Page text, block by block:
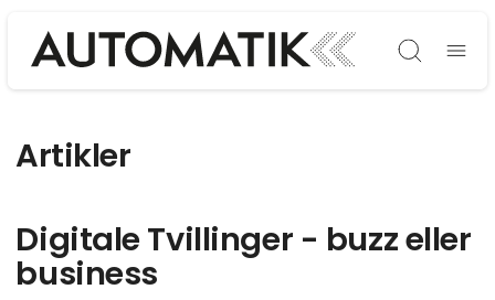
Søg
Artikler
Digitale Tvillinger - buzz eller
business